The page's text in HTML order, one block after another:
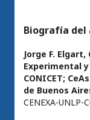
Biografía
Jorge F. Elgart,
Experimental y
CONICET;
de Buenos
CENEXA-UNLP-